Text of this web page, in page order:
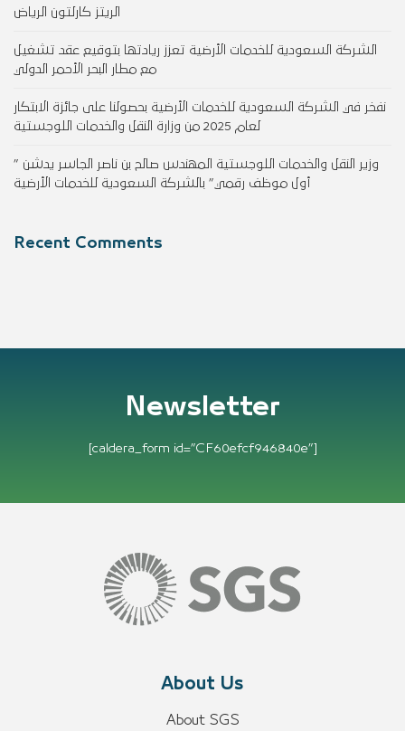
الريتز كارلتون الرياض
الشركة السعودية للخدمات الأرضية تعزز ريادتها بتوقيع عقد تشغيل
مع مطار البحر الأحمر الدولي
نفخر في الشركة السعودية للخدمات الأرضية بحصولنا على جائزة الابتكار
لعام 2025 من وزارة النقل والخدمات اللوجستية
وزير النقل والخدمات اللوجستية المهندس صالح بن ناصر الجاسر يدشن ”
أول موظف رقمي” بالشركة السعودية للخدمات الأرضية
Recent Comments
Newsletter
[caldera_form id=”CF60efcf946840e”]
About Us
About SGS